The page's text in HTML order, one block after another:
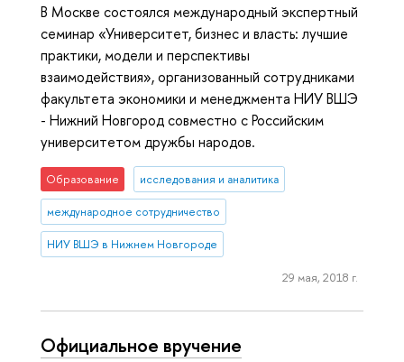
В Москве состоялся международный экспертный
семинар «Университет, бизнес и власть: лучшие
практики, модели и перспективы
взаимодействия», организованный сотрудниками
факультета экономики и менеджмента НИУ ВШЭ
- Нижний Новгород совместно с Российским
университетом дружбы народов.
Образование исследования и аналитика
международное сотрудничество
НИУ ВШЭ в Нижнем Новгороде
29 мая, 2018 г.
Официальное вручение